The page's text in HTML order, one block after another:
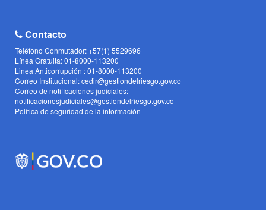
Contacto
Teléfono Conmutador: +57(1) 5529696
Línea Gratuita: 01-8000-113200
Linea Anticorrupción : 01-8000-113200
Correo Institucional: cedir@gestiondelriesgo.gov.co
Correo de notificaciones judiciales:
notificacionesjudiciales@gestiondelriesgo.gov.co
Política de seguridad de la información